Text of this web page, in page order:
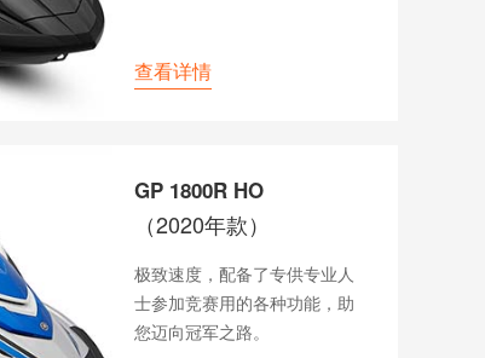
查看详情
GP 1800R HO
（2020年款）
极致速度，配备了专供专业人
士参加竞赛用的各种功能，助
您迈向冠军之路。